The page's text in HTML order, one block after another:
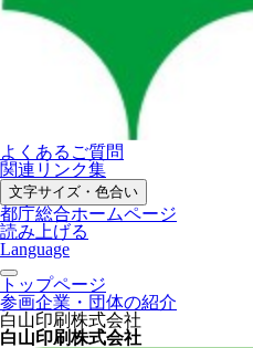
よくあるご質問
関連リンク集
文字サイズ・色合い
都庁総合ホームページ
読み上げる
Language
トップページ
参画企業・団体の紹介
白山印刷株式会社
白山印刷株式会社